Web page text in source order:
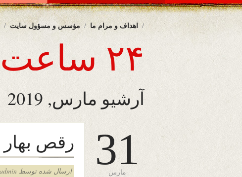
مؤسس و مسؤول سایت اهداف و مرام ما
۲۴ ساعت
آرشیو مارس, 2019
31
مارس
رقص بهار
ارسال شده توسط admin در